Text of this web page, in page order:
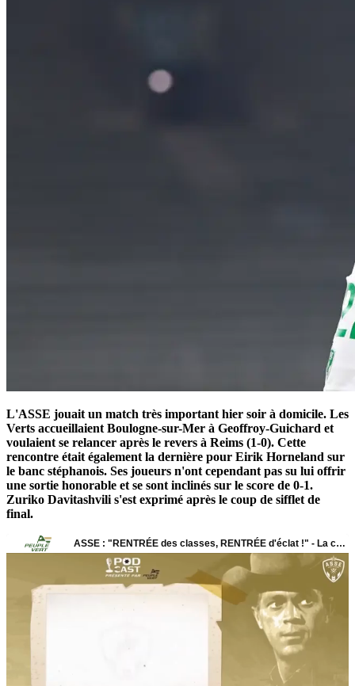
L'ASSE jouait un match très important hier soir à domicile. Les
Verts accueillaient Boulogne-sur-Mer à Geoffroy-Guichard et
voulaient se relancer après le revers à Reims (1-0). Cette
rencontre était également la dernière pour Eirik Horneland sur
le banc stéphanois. Ses joueurs n'ont cependant pas su lui offrir
une sortie honorable et se sont inclinés sur le score de 0-1.
Zuriko Davitashvili s'est exprimé après le coup de sifflet de
final.